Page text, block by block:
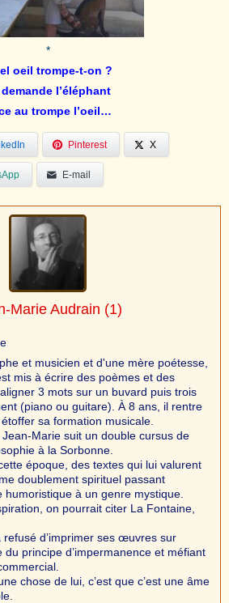
*
oeil trompe-t-on ?
demande l’éléphant
au trompe l’oeil…
Pinterest X
E-mail
Marie Audrain (1)
et musicien et d'une mère poétesse,
mis à écrire des poèmes et des
3 mots sur un buvard puis trois
(piano ou guitare). À 8 ans, il rentre
sa formation musicale.
Marie suit un double cursus de
à la Sorbonne.
époque, des textes qui lui valurent
doublement spirituel passant
humoristique à un genre mystique.
on pourrait citer La Fontaine,
refusé d’imprimer ses œuvres sur
du principe d’impermanence et méfiant
chose de lui, c’est que c’est une âme